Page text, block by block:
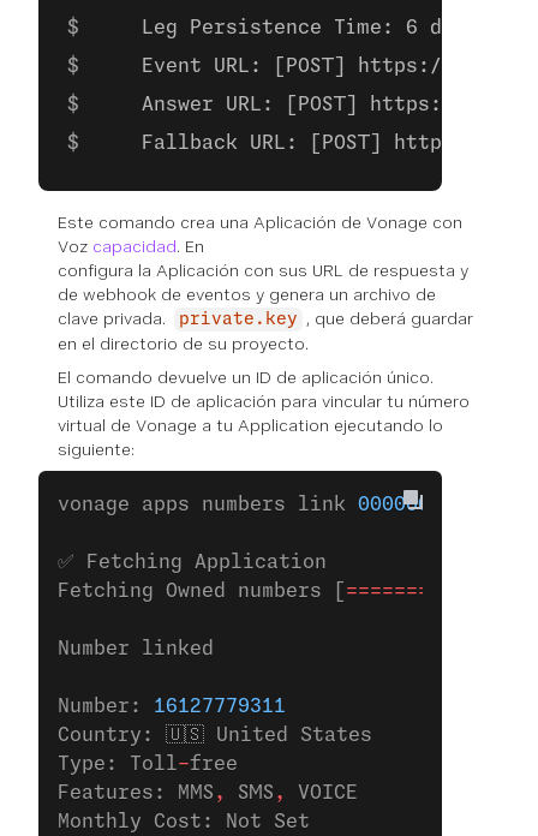
    Leg Persistence Time: 6 days
Event URL: [POST] https://
Answer URL: [POST] https://
Fallback URL: [POST] https://
Este comando crea una Aplicación de Vonage con
Voz capacidad. En
configura la Aplicación con sus URL de respuesta y
de webhook de eventos y genera un archivo de
clave privada.
private.key
, que deberá guardar
en el directorio de su proyecto.
El comando devuelve un ID de aplicación único.
Utiliza este ID de aplicación para vincular tu número
virtual de Vonage a tu Application ejecutando lo
siguiente:
vonage apps numbers link 00000000
✅ Fetching Application
Fetching Owned numbers [
Number linked
Number: 16127779311
Country: 🇺🇸 United States
Type: Toll-free
Features: MMS , SMS ,
VOICE
Monthly Cost: Not Set